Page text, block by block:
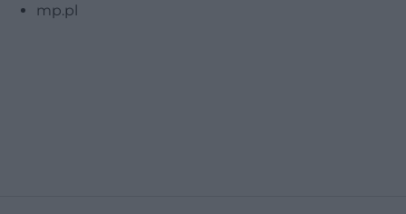
mp.pl